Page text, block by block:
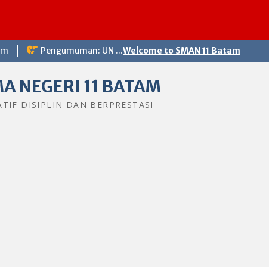
Pengumuman: UN ...Welcome to SMAN 11 Batam
NEGERI 11 BATAM
DISIPLIN DAN BERPRESTASI